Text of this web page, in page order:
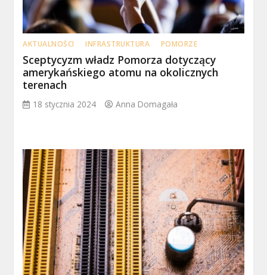
AKTUALNOŚCI INFRASTRUKTURA POMORZE
Sceptycyzm władz Pomorza dotyczący
amerykańskiego atomu na okolicznych
terenach
18 stycznia 2024 Anna Domagała